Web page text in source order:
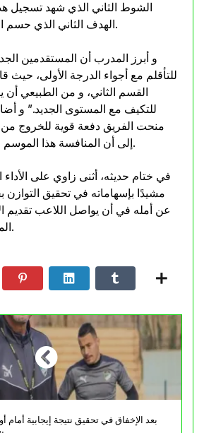
الشوط الثاني الذي شهد تسجيل
الهدف الثاني الذي حسم النتيجة لصالح الفريق.
و أبرز المدرب أن المستقدمين
للتأقلم مع أجواء الدرجة الأولى، حيث
القسم الثاني، و من الطبيعي أن
للتكيف مع المستوى الجديد.” و
منحت الفريق دفعة قوية للخروج من
إلى أن المنافسة هذا الموسم متكافئة إلى حد كبير.
في ختام حديثه، أثنى زاوي على الأداء
مشيدًا بإسهاماته في تحقيق
عن أمله في أن يواصل اللاعب تقديم
المقبلة أمام نجم مقرة.
بعد الإخفاق في تحقيق نتيجة إيجابية